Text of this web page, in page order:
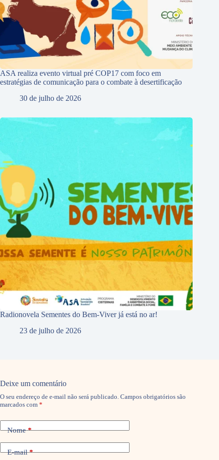
ASA realiza evento virtual pré COP17 com foco em
estratégias de comunicação para o combate à desertificação
30 de julho de 2026
Radionovela Sementes do Bem-Viver já está no ar!
23 de julho de 2026
Deixe um comentário
O seu endereço de e-mail não será publicado. Campos obrigatórios são
marcados com *
Nome*
E-mail*